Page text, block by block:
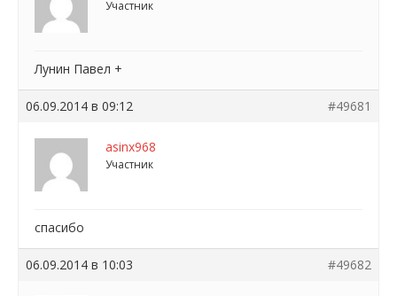
Участник
Лунин Павел +
06.09.2014 в 09:12 #49681
asinx968
Участник
спасибо
06.09.2014 в 10:03 #49682